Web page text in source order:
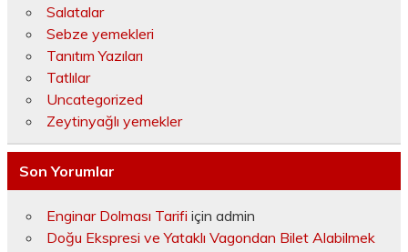
Salatalar
Sebze yemekleri
Tanıtım Yazıları
Tatlılar
Uncategorized
Zeytinyağlı yemekler
Son Yorumlar
Enginar Dolması Tarifi için admin
Doğu Ekspresi ve Yataklı Vagondan Bilet Alabilmek